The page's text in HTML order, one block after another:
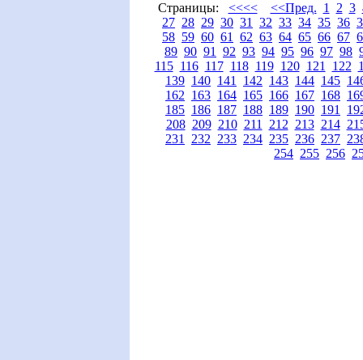
Страницы: <<<< <<Пред. 1 2 3
27 28 29 30 31 32 33 34 35 36
58 59 60 61 62 63 64 65 66 67
89 90 91 92 93 94 95 96 97 98
115 116 117 118 119 120 121 122
139 140 141 142 143 144 145
162 163 164 165 166 167 168
185 186 187 188 189 190 191
208 209 210 211 212 213 214
231
232 233 234 235 236 237
254 255 256